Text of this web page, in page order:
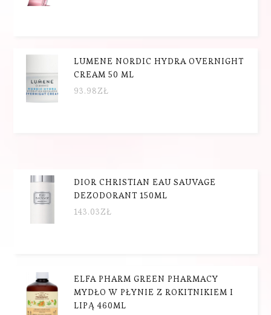
LUMENE NORDIC HYDRA OVERNIGHT
CREAM 50 ML
93.98ZŁ
DIOR CHRISTIAN EAU SAUVAGE
DEZODORANT 150ML
143.03ZŁ
ELFA PHARM GREEN PHARMACY
MYDŁO W PŁYNIE Z ROKITNIKIEM I
LIPĄ 460ML